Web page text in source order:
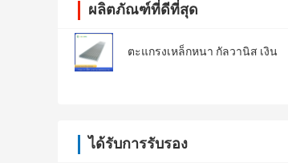
ผลิตภัณฑ์ที่ดีที่สุด
ตะแกรงเหล็กหนา กัลวานิส เงิน
ได้รับการรับรอง